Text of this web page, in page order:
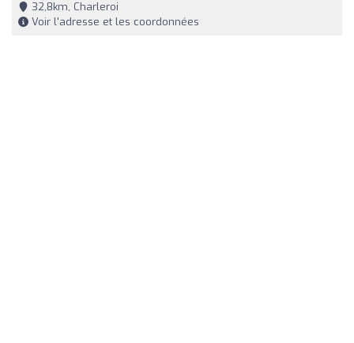
32,8km, Charleroi
Voir l'adresse et les coordonnées